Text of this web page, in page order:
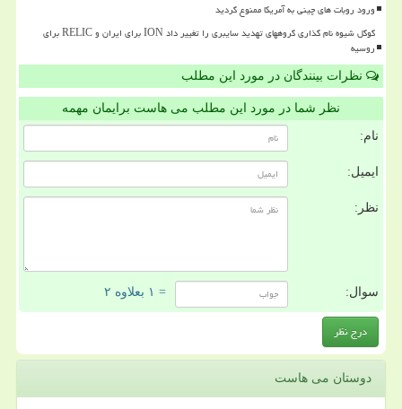
ورود روبات های چینی به آمریکا ممنوع گردید
گوگل شیوه نام گذاری گروههای تهدید سایبری را تغییر داد ION برای ایران و RELIC برای
روسیه
نظرات بینندگان در مورد این مطلب
نظر شما در مورد این مطلب می هاست برایمان مهمه
نام:
ایمیل:
نظر:
سوال: = ۱ بعلاوه ۲
دوستان می هاست